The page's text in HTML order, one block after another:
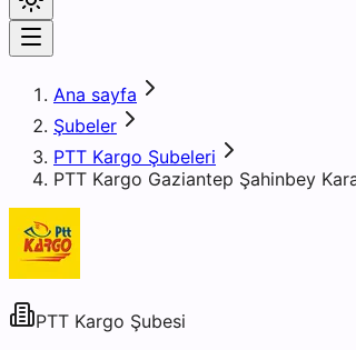
Ana sayfa
Şubeler
PTT Kargo Şubeleri
PTT Kargo Gaziantep Şahinbey
PTT Kargo Şubesi